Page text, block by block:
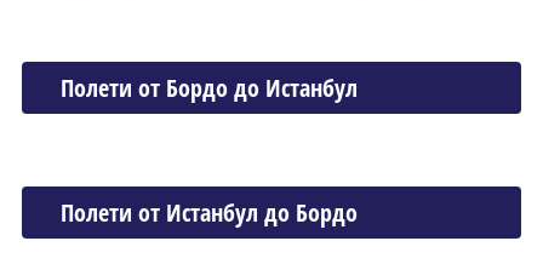
Полети от Бордо до Истанбул
Полети от Истанбул до Бордо